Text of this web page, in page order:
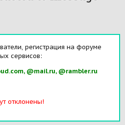
регистрация на форуме
сервисов:
@mail.ru, @rambler.ru
отклонены!